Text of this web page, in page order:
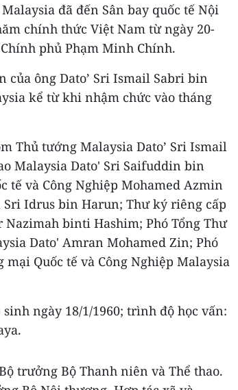
đã đến Sân bay quốc tế Nội
chính thức Việt Nam từ ngày 20-
phủ Phạm Minh Chính.
ông Dato’ Sri Ismail Sabri bin
kể từ khi nhậm chức vào tháng
Thủ tướng Malaysia Dato’ Sri Ismail
Malaysia Dato' Sri Saifuddin bin
tế và Công Nghiệp Mohamed Azmin
Idrus bin Harun; Thư ký riêng cấp
Nazimah binti Hashim; Phó Tổng Thư
Dato' Amran Mohamed Zin; Phó
Quốc tế và Công Nghiệp Malaysia
ngày 18/1/1960; trình độ học vấn:
trưởng Bộ Thanh niên và Thể thao.